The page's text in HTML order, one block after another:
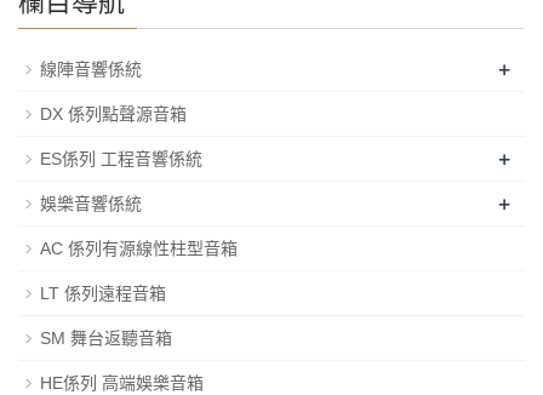
線陣音響係統 +
DX 係列點聲源音箱
ES係列 工程音響係統 +
娛樂音響係統 +
AC 係列有源線性柱型音箱
LT 係列遠程音箱
SM 舞台返聽音箱
HE係列 高端娛樂音箱